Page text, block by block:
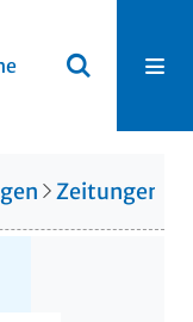
Zeitungen